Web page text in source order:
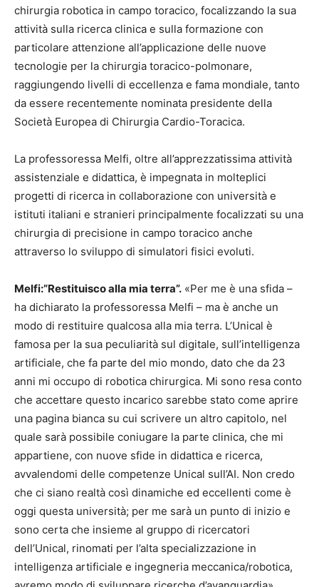
chirurgia robotica in campo toracico, focalizzando la sua
attività sulla ricerca clinica e sulla formazione con
particolare attenzione all’applicazione delle nuove
tecnologie per la chirurgia toracico-polmonare,
raggiungendo livelli di eccellenza e fama mondiale, tanto
da essere recentemente nominata presidente della
Società Europea di Chirurgia Cardio-Toracica.
La professoressa Melfi, oltre all’apprezzatissima attività
assistenziale e didattica, è impegnata in molteplici
progetti di ricerca in collaborazione con università e
istituti italiani e stranieri principalmente focalizzati su una
chirurgia di precisione in campo toracico anche
attraverso lo sviluppo di simulatori fisici evoluti.
Melfi:”Restituisco alla mia terra”. «Per me è una sfida –
ha dichiarato la professoressa Melfi – ma è anche un
modo di restituire qualcosa alla mia terra. L’Unical è
famosa per la sua peculiarità sul digitale, sull’intelligenza
artificiale, che fa parte del mio mondo, dato che da 23
anni mi occupo di robotica chirurgica. Mi sono resa conto
che accettare questo incarico sarebbe stato come aprire
una pagina bianca su cui scrivere un altro capitolo, nel
quale sarà possibile coniugare la parte clinica, che mi
appartiene, con nuove sfide in didattica e ricerca,
avvalendomi delle competenze Unical sull’AI. Non credo
che ci siano realtà così dinamiche ed eccellenti come è
oggi questa università; per me sarà un punto di inizio e
sono certa che insieme al gruppo di ricercatori
dell’Unical, rinomati per l’alta specializzazione in
intelligenza artificiale e ingegneria meccanica/robotica,